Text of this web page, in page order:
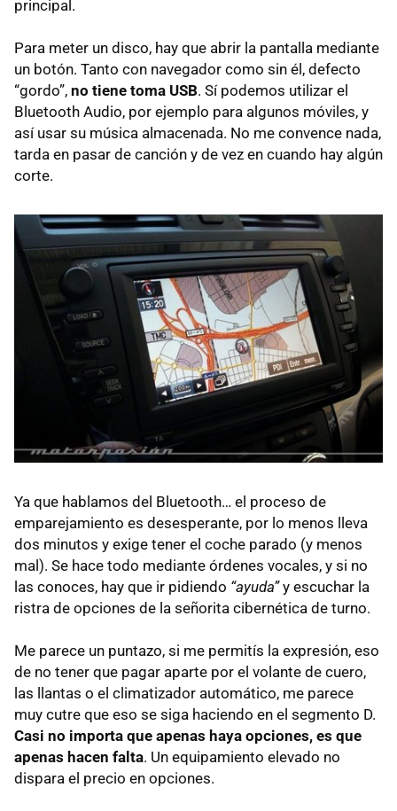
principal.
Para meter un disco, hay que abrir la pantalla mediante
un botón. Tanto con navegador como sin él, defecto
“gordo”, no tiene toma USB. Sí podemos utilizar el
Bluetooth Audio, por ejemplo para algunos móviles, y
así usar su música almacenada. No me convence nada,
tarda en pasar de canción y de vez en cuando hay algún
corte.
Ya que hablamos del Bluetooth… el proceso de
emparejamiento es desesperante, por lo menos lleva
dos minutos y exige tener el coche parado (y menos
mal). Se hace todo mediante órdenes vocales, y si no
las conoces, hay que ir pidiendo “ayuda”y escuchar la
ristra de opciones de la señorita cibernética de turno.
Me parece un puntazo, si me permitís la expresión, eso
de no tener que pagar aparte por el volante de cuero,
las llantas o el climatizador automático, me parece
muy cutre que eso se siga haciendo en el segmento D.
Casi no importa que apenas haya opciones, es que
apenas hacen falta. Un equipamiento elevado no
dispara el precio en opciones.